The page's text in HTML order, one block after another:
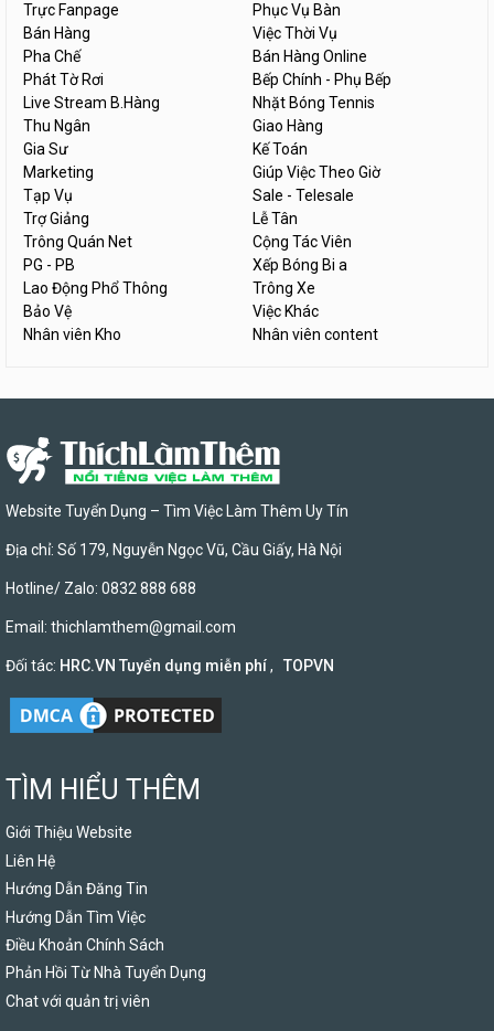
Trực Fanpage
Phục Vụ Bàn
Bán Hàng
Việc Thời Vụ
Pha Chế
Bán Hàng Online
Phát Tờ Rơi
Bếp Chính - Phụ Bếp
Live Stream B.Hàng
Nhặt Bóng Tennis
Thu Ngân
Giao Hàng
Gia Sư
Kế Toán
Marketing
Giúp Việc Theo Giờ
Tạp Vụ
Sale - Telesale
Trợ Giảng
Lễ Tân
Trông Quán Net
Cộng Tác Viên
PG - PB
Xếp Bóng Bi a
Lao Động Phổ Thông
Trông Xe
Bảo Vệ
Việc Khác
Nhân viên Kho
Nhân viên content
Website Tuyển Dụng – Tìm Việc Làm Thêm Uy Tín
Địa chỉ: Số 179, Nguyễn Ngọc Vũ, Cầu Giấy, Hà Nội
Hotline/ Zalo: 0832 888 688
Email: thichlamthem@gmail.com
Đối tác: HRC.VN Tuyển dụng miễn phí, TOPVN
TÌM HIỂU THÊM
Giới Thiệu Website
Liên Hệ
Hướng Dẫn Đăng Tin
Hướng Dẫn Tìm Việc
Điều Khoản Chính Sách
Phản Hồi Từ Nhà Tuyển Dụng
Chat với quản trị viên